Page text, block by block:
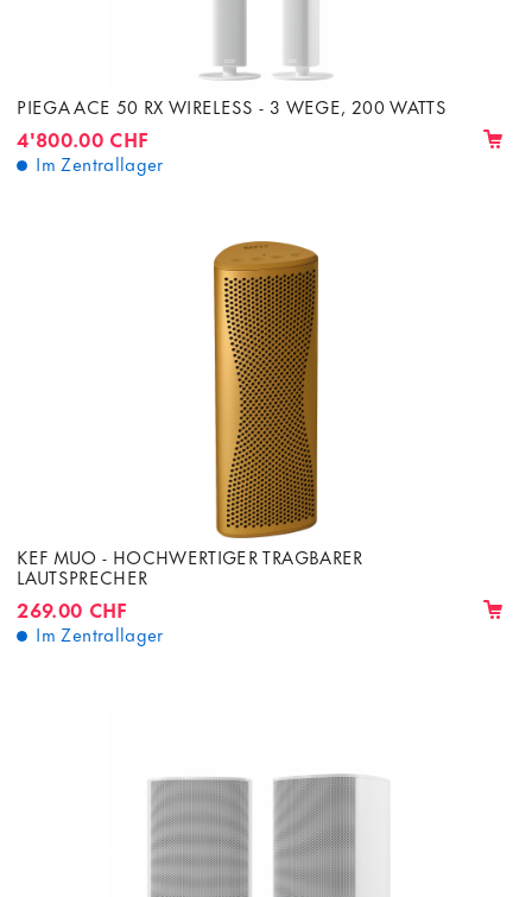
PIEGA ACE 50 RX WIRELESS - 3 WEGE, 200 WATTS
4'800.00 CHF
Im Zentrallager
KEF MUO - HOCHWERTIGER TRAGBARER
LAUTSPRECHER
269.00 CHF
Im Zentrallager